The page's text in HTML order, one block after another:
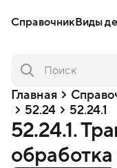
СправочникВиды
Главная
52.24
52.24.1
52.24.1.